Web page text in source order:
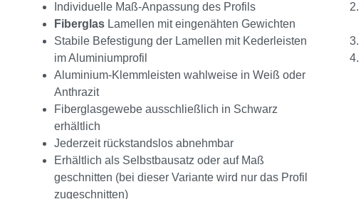
Individuelle Maß-Anpassung des Profils
Fiberglas Lamellen mit eingenähten Gewichten
Stabile Befestigung der Lamellen mit Kederleisten
im Aluminiumprofil
Aluminium-Klemmleisten wahlweise in Weiß oder
Anthrazit
Fiberglasgewebe ausschließlich in Schwarz
erhältlich
Jederzeit rückstandslos abnehmbar
Erhältlich als Selbstbausatz oder auf Maß
geschnitten (bei dieser Variante wird nur das Profil
zugeschnitten)